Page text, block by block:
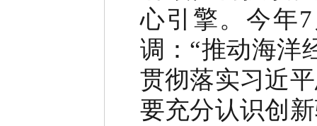
心引擎。今年
调：“推动海洋
贯彻落实习近
要充分认识创